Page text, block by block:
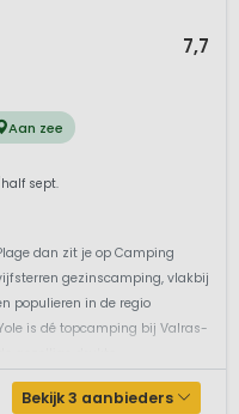
7,7
Aan zee
sept.
dan zit je op Camping
gezinscamping, vlakbij
populieren in de regio
is dé topcamping bij Valras-
Bekijk 3 aanbieders